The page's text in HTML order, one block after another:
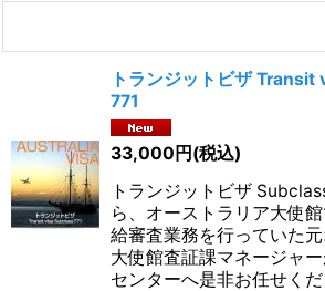
トランジットビザ
771
33,000 円 (税込)
トランジットビザ
ら、オーストラリア大使
給審査業務を行っていた
大使館査証課マネージャ
センターへ是非お任せく